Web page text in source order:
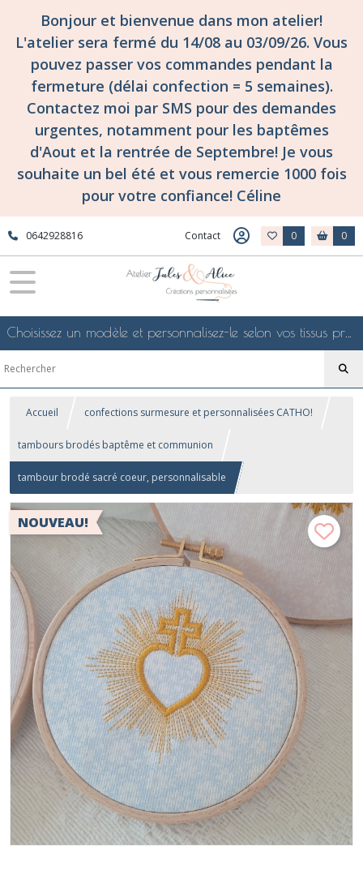
Bonjour et bienvenue dans mon atelier!
L'atelier sera fermé du 14/08 au 03/09/26. Vous
pouvez passer vos commandes pendant la
fermeture (délai confection = 5 semaines).
Contactez moi par SMS pour des demandes
urgentes, notamment pour les baptêmes
d'Aout et la rentrée de Septembre! Je vous
souhaite un bel été et vous remercie 1000 fois
pour votre confiance! Céline
0642928816 Contact 0 0
Choisissez un modèle et personnalisez-le selon vos tissus préférés de mes collections en ligne, je le confectionnerai selon vos souhaits
Accueil confections surmesure et personnalisées CATHO!
tambours brodés baptême et communion
tambour brodé sacré coeur, personnalisable
NOUVEAU!